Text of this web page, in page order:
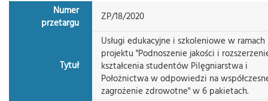
Numer
przetargu
ZP/18/2020
Tytuł
Usługi edukacyjne i szkoleniowe w ramach
projektu "Podnoszenie jakości i
kształcenia studentów Pilęgniarstwa i
Położnictwa w odpowiedzi na
zagrożenie zdrowotne" w 6 pakietach.